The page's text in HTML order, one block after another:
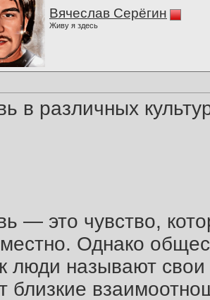
Вячеслав Серёгин
Живу я здесь
в различных
— это чувство,
Однако
люди называют
близкие